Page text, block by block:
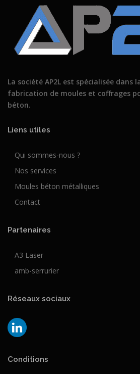
La société AP2L est spécialisée dans
fabrication de moules et coffrages
béton.
Liens utiles
Qui sommes-nous ?
Nos services
Moules béton métalliques
Contact
Partenaires
A3 Laser
amb-serrurier
Réseaux sociaux
Conditions